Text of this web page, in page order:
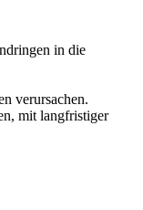
in die
verursachen.
mit langfristiger